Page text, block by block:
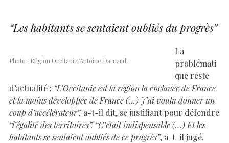
“Les habitants se sentaient oubliés du progrès”
Photo : Région Occitanie/Antoine Darnaud.
La
problémati
que reste
d’actualité : “L’Occitanie est la région la enclavée de France
et la moins développée de France (…) J’ai voulu donner un
coup d’accélérateur”, a-t-il dit, se justifiant pour défendre
“l’égalité des territoires”. “C’était indispensable (…) Et les
habitants se sentaient oubliés de ce progrès”, a-t-il jugé.